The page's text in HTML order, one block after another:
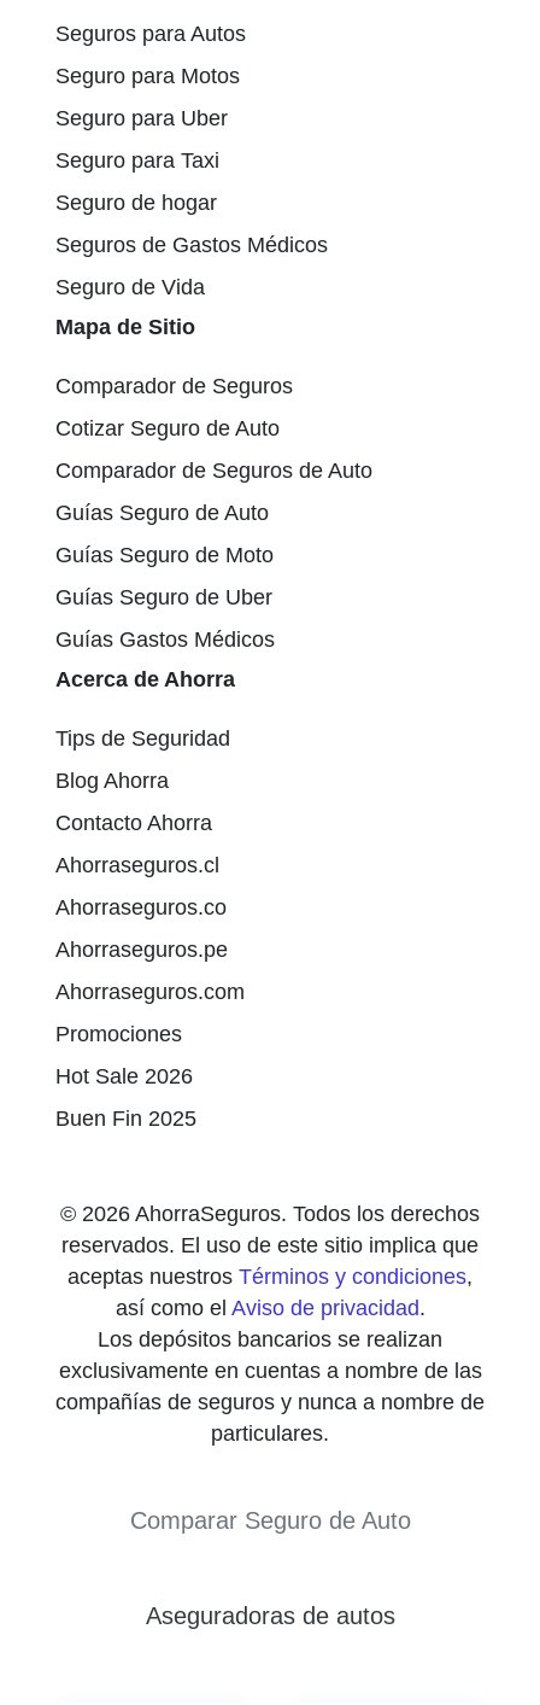
Seguros para Autos
Seguro para Motos
Seguro para Uber
Seguro para Taxi
Seguro de hogar
Seguros de Gastos Médicos
Seguro de Vida
Mapa de Sitio
Comparador de Seguros
Cotizar Seguro de Auto
Comparador de Seguros de Auto
Guías Seguro de Auto
Guías Seguro de Moto
Guías Seguro de Uber
Guías Gastos Médicos
Acerca de Ahorra
Tips de Seguridad
Blog Ahorra
Contacto Ahorra
Ahorraseguros.cl
Ahorraseguros.co
Ahorraseguros.pe
Ahorraseguros.com
Promociones
Hot Sale 2026
Buen Fin 2025
© 2026 AhorraSeguros. Todos los derechos
reservados. El uso de este sitio implica que
aceptas nuestros Términos y condiciones,
así como el Aviso de privacidad.
Los depósitos bancarios se realizan
exclusivamente en cuentas a nombre de las
compañías de seguros y nunca a nombre de
particulares.
Comparar Seguro de Auto
Aseguradoras de autos